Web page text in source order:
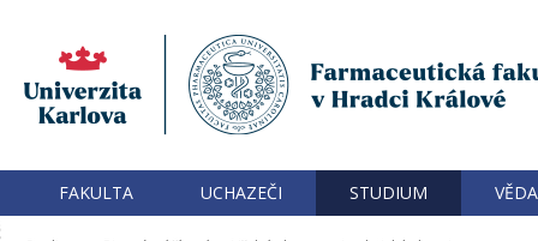
FAKULTA UCHAZEČI STUDIUM